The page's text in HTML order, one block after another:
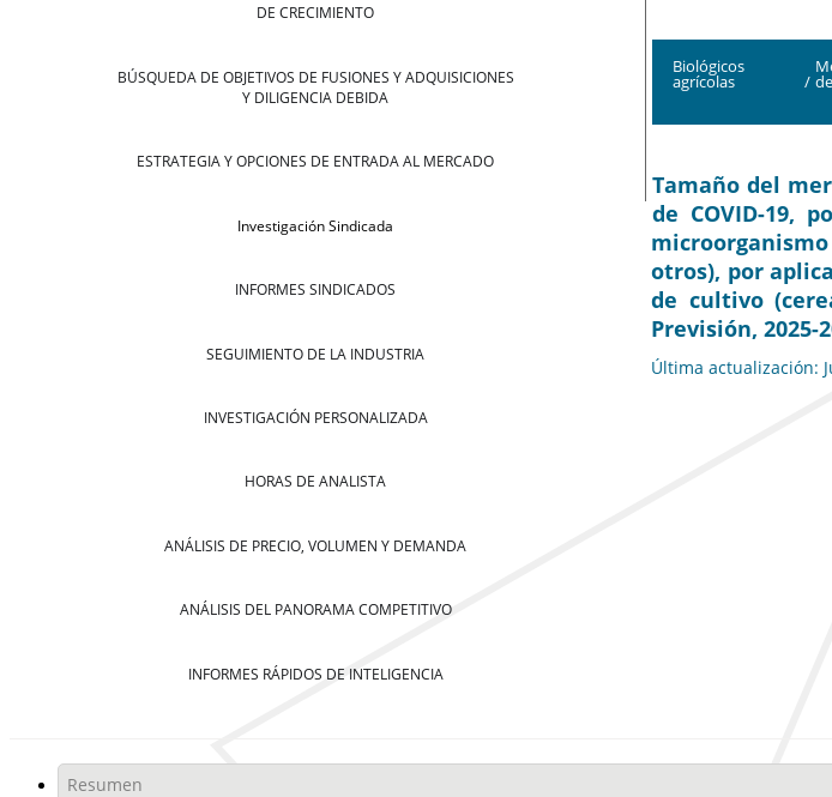
DE CRECIMIENTO
BÚSQUEDA DE OBJETIVOS DE FUSIONES Y ADQUISICIONES
Y DILIGENCIA DEBIDA
ESTRATEGIA Y OPCIONES DE ENTRADA AL MERCADO
Investigación Sindicada
INFORMES SINDICADOS
SEGUIMIENTO DE LA INDUSTRIA
INVESTIGACIÓN PERSONALIZADA
HORAS DE ANALISTA
ANÁLISIS DE PRECIO, VOLUMEN Y DEMANDA
ANÁLISIS DEL PANORAMA COMPETITIVO
INFORMES RÁPIDOS DE INTELIGENCIA
Biológicos
agrícolas /
Tamaño del
de COVID-19,
otros), por
de cultivo
Previsión, 2025-
Última actualización:
Resumen